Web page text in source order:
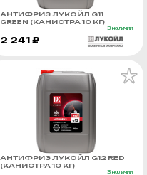
АНТИФРИЗ ЛУКОЙЛ G11
GREEN (КАНИСТРА 10 КГ)
В наличии
2 241 ₽
АНТИФРИЗ ЛУКОЙЛ G12 RED
(КАНИСТРА 10 КГ)
В наличии